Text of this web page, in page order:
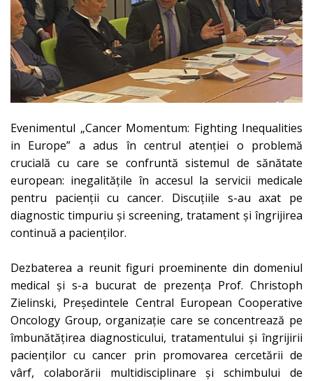
Evenimentul „Cancer Momentum: Fighting Inequalities
in Europe” a adus în centrul atenției o problemă
crucială cu care se confruntă sistemul de sănătate
european: inegalitățile în accesul la servicii medicale
pentru pacienții cu cancer. Discuțiile s-au axat pe
diagnostic timpuriu și screening, tratament și îngrijirea
continuă a pacienților.
Dezbaterea a reunit figuri proeminente din domeniul
medical și s-a bucurat de prezența Prof. Christoph
Zielinski, Președintele Central European Cooperative
Oncology Group, organizație care se concentrează pe
îmbunătățirea diagnosticului, tratamentului și îngrijirii
pacienților cu cancer prin promovarea cercetării de
vârf, colaborării multidisciplinare și schimbului de